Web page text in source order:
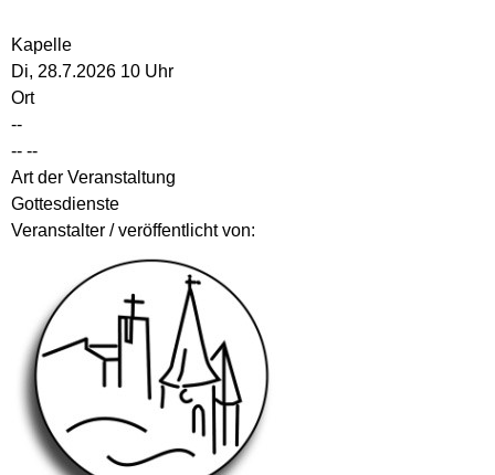
Kapelle
Di, 28.7.2026 10 Uhr
Ort
--
-- --
Art der Veranstaltung
Gottesdienste
Veranstalter / veröffentlicht von: